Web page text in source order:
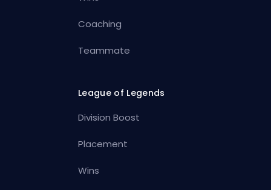
Coaching
Teammate
League of Legends
Division Boost
Placement
Wins